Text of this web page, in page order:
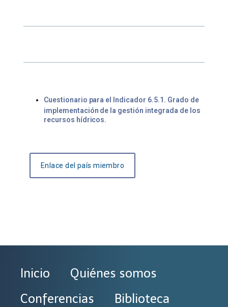
Cuestionario para el Indicador 6.5.1. Grado de
implementación de la gestión integrada de los
recursos hídricos.
Enlace del país miembro
Inicio
Quiénes somos
Conferencias
Biblioteca